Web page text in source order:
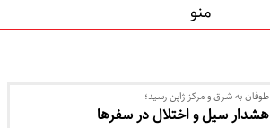
منو
طوفان به شرق و مرکز ژاپن رسید؛
هشدار سیل و اختلال در سفرها